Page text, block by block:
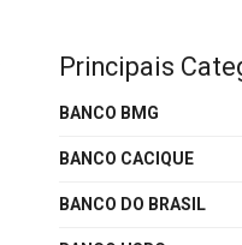
Principais
BANCO BMG
BANCO CACIQUE
BANCO DO BRASIL